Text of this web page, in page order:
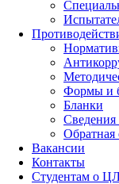
Формы и
Бланки
Сведения
Обратная
Вакансии
Контакты
Студентам о